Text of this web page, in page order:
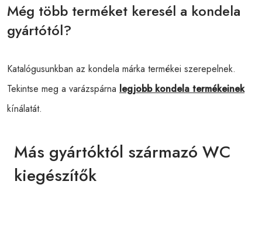
Még több terméket keresél a kondela
gyártótól?
Katalógusunkban az kondela márka termékei szerepelnek.
Tekintse meg a varázspárna legjobb kondela termékeinek
kínálatát.
Más gyártóktól származó WC
kiegészítők